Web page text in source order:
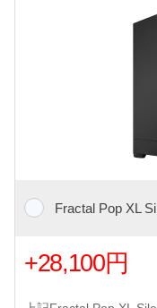
Fractal Pop XL
+28,100円